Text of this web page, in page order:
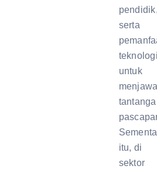
serta
untuk
itu, di
sektor